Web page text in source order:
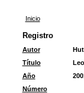
Inicio
Registro
Autor
Título
Año
Número